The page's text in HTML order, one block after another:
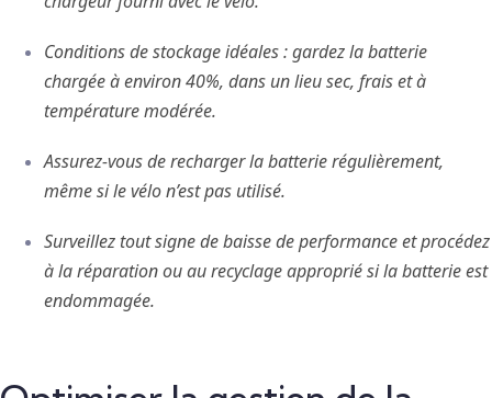
Conditions de stockage idéales : gardez la batterie
chargée à environ 40%, dans un lieu sec, frais et à
température modérée.
Assurez-vous de recharger la batterie régulièrement,
même si le vélo n’est pas utilisé.
Surveillez tout signe de baisse de performance et procédez
à la réparation ou au recyclage approprié si la batterie est
endommagée.